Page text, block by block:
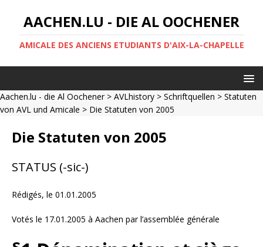
AACHEN.LU - DIE AL OOCHENER
AMICALE DES ANCIENS ETUDIANTS D'AIX-LA-CHAPELLE
Aachen.lu - die Al Oochener> AVLhistory > Schriftquellen > Statuten
von AVL und Amicale > Die Statuten von 2005
Die Statuten von 2005
STATUS (-sic-)
Rédigés, le 01.01.2005
Votés le 17.01.2005 à Aachen par l’assemblée générale